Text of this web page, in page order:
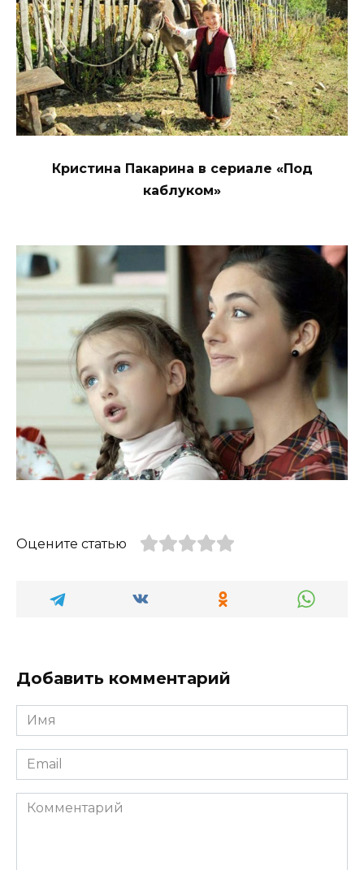
Кристина Пакарина в сериале «Под
каблуком»
Оцените статью
Добавить комментарий
Имя
*
Email
*
Комментарий